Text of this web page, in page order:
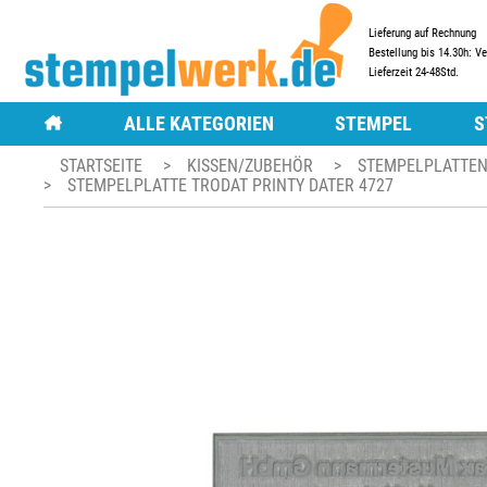
Lieferung auf Rechnung
Bestellung bis 14.30h:
Lieferzeit 24-48Std.
ALLE KATEGORIEN
STEMPEL
PRÄGEZANGEN
STEMPEL
HOLZSTEMPEL
TEXT- UND
MOTIVSTEMPEL
ZUBEHÖR FÜR
STARTSEITE > KISSEN/ZUBEHÖR >
>
STEMPELPLATTE TRODAT PRINTY DATER 4727